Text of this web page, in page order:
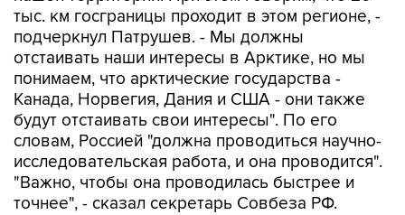
тыс. км госграницы проходит в этом регионе, -
подчеркнул Патрушев. - Мы должны
отстаивать наши интересы в Арктике, но мы
понимаем, что арктические государства -
Канада, Норвегия, Дания и США - они также
будут отстаивать свои интересы". По его
словам, Россией "должна проводиться научно-
исследовательская работа, и она проводится".
"Важно, чтобы она проводилась быстрее и
точнее", - сказал секретарь Совбеза РФ.